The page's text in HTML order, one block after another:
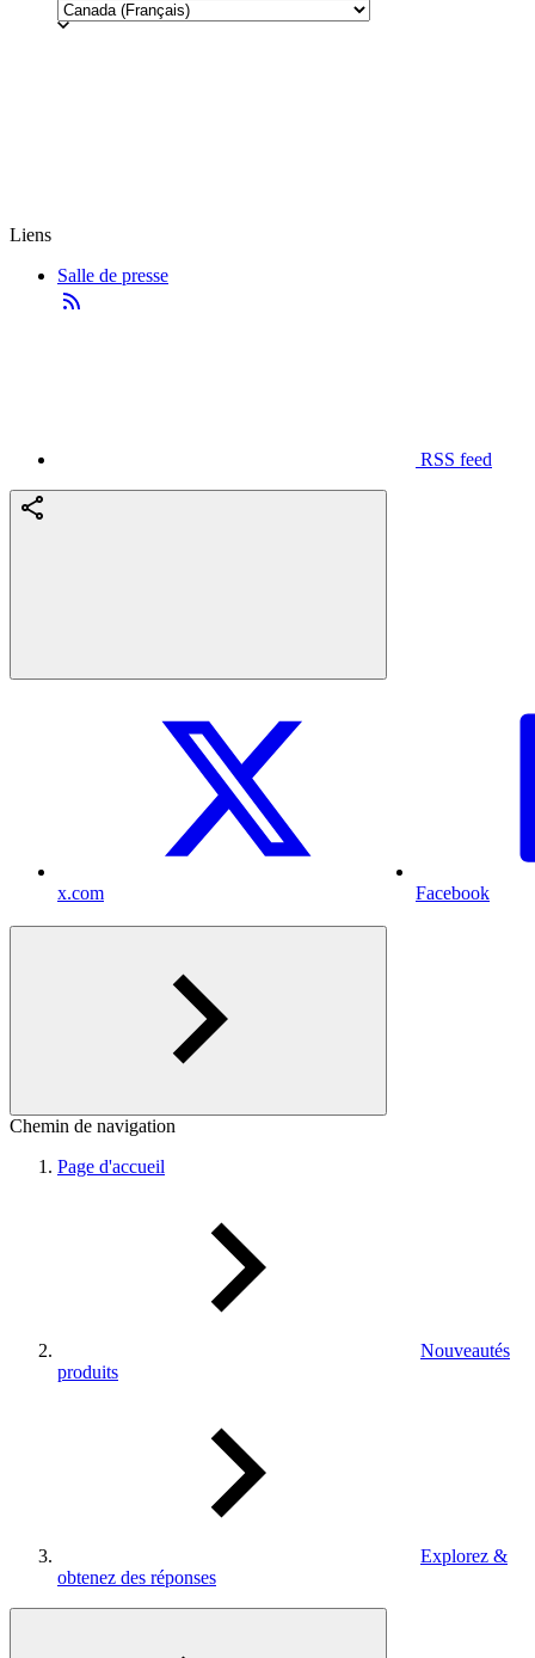
Liens
Salle de presse
RSS feed
x.com Facebook
Chemin de navigation
Page d'accueil
Nouveautés
produits
Explorez &
obtenez des réponses